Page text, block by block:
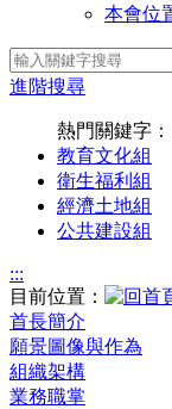
本會位
進階搜尋
熱門關鍵字：
教育文化組
衛生福利組
經濟土地組
公共建設組
:::
目前位置：
首長簡介
願景圖像與作為
組織架構
業務職掌